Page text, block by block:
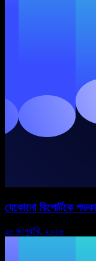
যেকোনো রিপোর্টকে
১৮ জানুয়ারি, ২০২৬